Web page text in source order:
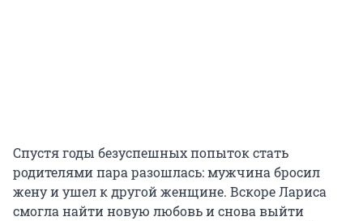
Спустя годы безуспешных попыток стать
родителями пара разошлась: мужчина бросил
жену и ушел к другой женщине. Вскоре Лариса
смогла найти новую любовь и снова выйти